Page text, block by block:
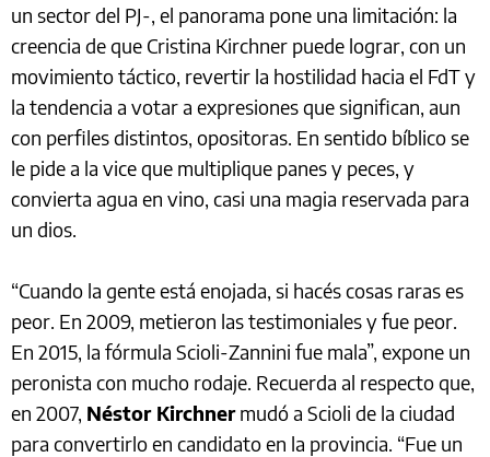
un sector del PJ-, el panorama pone una limitación: la
creencia de que Cristina Kirchner puede lograr, con un
movimiento táctico, revertir la hostilidad hacia el FdT y
la tendencia a votar a expresiones que significan, aun
con perfiles distintos, opositoras. En sentido bíblico se
le pide a la vice que multiplique panes y peces, y
convierta agua en vino, casi una magia reservada para
un dios.
“Cuando la gente está enojada, si hacés cosas raras es
peor. En 2009, metieron las testimoniales y fue peor.
En 2015, la fórmula Scioli-Zannini fue mala”, expone un
peronista con mucho rodaje. Recuerda al respecto que,
en 2007, Néstor Kirchnermudó a Scioli de la ciudad
para convertirlo en candidato en la provincia. “Fue un